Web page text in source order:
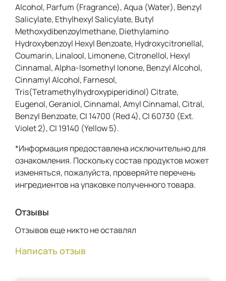
Alcohol, Parfum (Fragrance), Aqua (Water), Benzyl
Salicylate, Ethylhexyl Salicylate, Butyl
Methoxydibenzoylmethane, Diethylamino
Hydroxybenzoyl Hexyl Benzoate, Hydroxycitronellal,
Coumarin, Linalool, Limonene, Citronellol, Hexyl
Cinnamal, Alpha-Isomethyl Ionone, Benzyl Alcohol,
Cinnamyl Alcohol, Farnesol,
Tris(Tetramethylhydroxypiperidinol) Citrate,
Eugenol, Geraniol, Cinnamal, Amyl Cinnamal, Citral,
Benzyl Benzoate, CI 14700 (Red 4), CI 60730 (Ext.
Violet 2), CI 19140 (Yellow 5).
*Информация предоставлена исключительно для
ознакомления. Поскольку состав продуктов может
изменяться, пожалуйста, проверяйте перечень
ингредиентов на упаковке полученного товара.
Отзывы
Отзывов еще никто не оставлял
Написать отзыв